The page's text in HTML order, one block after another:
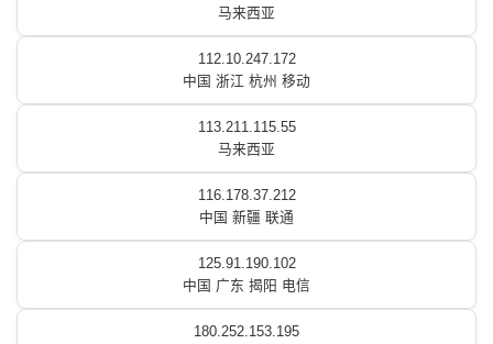
马来西亚
112.10.247.172
中国 浙江 杭州 移动
113.211.115.55
马来西亚
116.178.37.212
中国 新疆 联通
125.91.190.102
中国 广东 揭阳 电信
180.252.153.195